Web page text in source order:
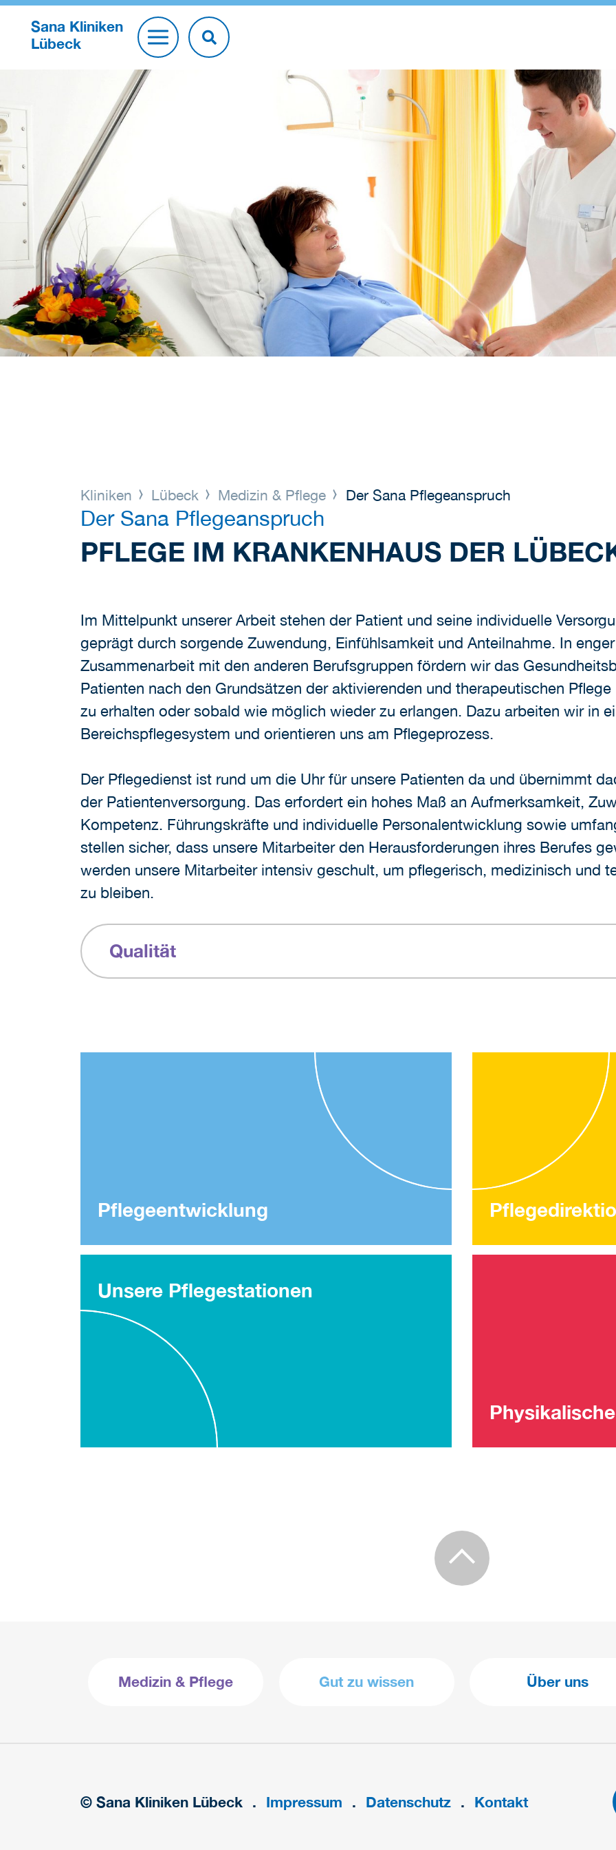
Sana Kliniken
Lübeck
Kliniken Lübeck Medizin & Pflege Der Sana Pflegeanspruch
Der Sana Pflegeanspruch
PFLEGE IM KRANKENHAUS DER
Im Mittelpunkt unserer Arbeit stehen der Patient und seine individuelle
geprägt durch sorgende Zuwendung, Einfühlsamkeit und Anteilnahme. In
Zusammenarbeit mit den anderen Berufsgruppen fördern wir das
Patienten nach den Grundsätzen der aktivierenden und therapeutischen
zu erhalten oder sobald wie möglich wieder zu erlangen. Dazu arbeiten wir in
Bereichspflegesystem und orientieren uns am Pflegeprozess.
Der Pflegedienst ist rund um die Uhr für unsere Patienten da und übernimmt
der Patientenversorgung. Das erfordert ein hohes Maß an Aufmerksamkeit,
Kompetenz. Führungskräfte und individuelle Personalentwicklung sowie
stellen sicher, dass unsere Mitarbeiter den Herausforderungen ihres Berufes
werden unsere Mitarbeiter intensiv geschult, um pflegerisch, medizinisch und
zu bleiben.
Qualität
Pflegeentwicklung
Unsere Pflegestationen
Medizin & Pflege Gut zu wissen Über uns
© Sana Kliniken Lübeck Impressum Datenschutz Kontakt